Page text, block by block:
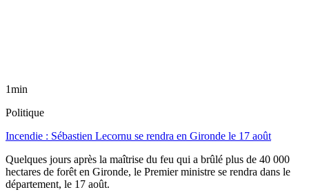
1min
Politique
Incendie : Sébastien Lecornu se rendra en Gironde le 17 août
Quelques jours après la maîtrise du feu qui a brûlé plus de 40 000
hectares de forêt en Gironde, le Premier ministre se rendra dans le
département, le 17 août.